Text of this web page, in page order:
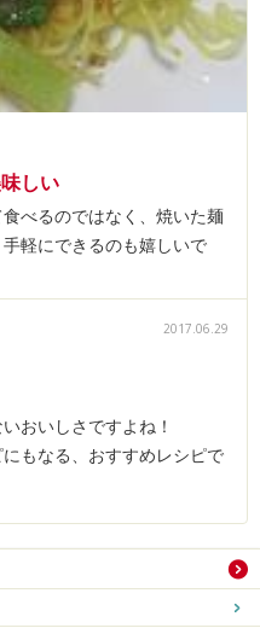
しい
べるのではなく、焼いた麺
軽にできるのも嬉しいで
2017.06.29
おいしさですよね！
もなる、おすすめレシピで